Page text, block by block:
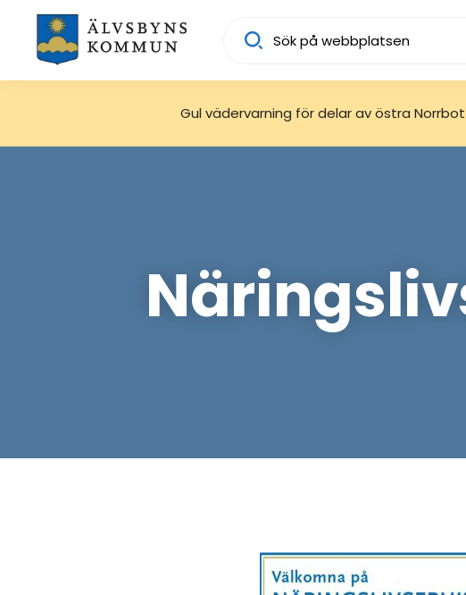
Gul vädervarning för delar av östra